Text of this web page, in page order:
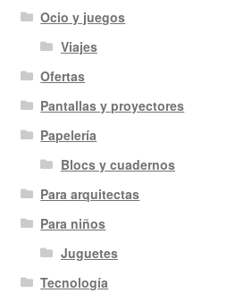
Ocio y juegos
Viajes
Ofertas
Pantallas y proyectores
Papelería
Blocs y cuadernos
Para arquitectas
Para niños
Juguetes
Tecnología